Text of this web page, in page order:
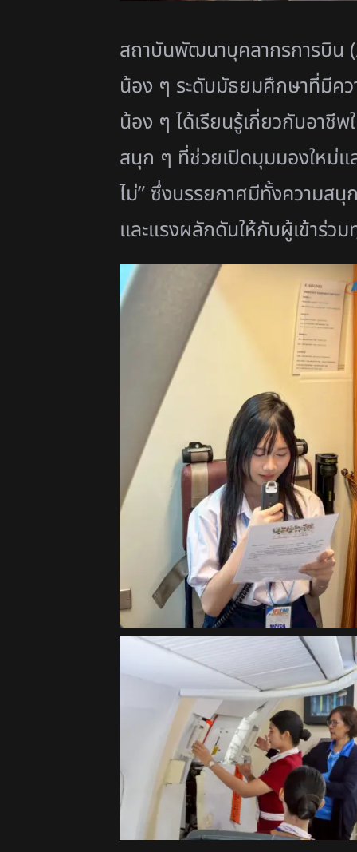
สถาบันพัฒนาบุคลากรการบิน (
น้อง ๆ ระดับมัธยมศึกษาที่มีค
น้อง ๆ ได้เรียนรู้เกี่ยวกับอาชีพ
สนุก ๆ ที่ช่วยเปิดมุมมองใหม่แ
ไม่” ซึ่งบรรยกาศมีทั้งความสนุ
และแรงผลักดันให้กับผู้เข้าร่ว